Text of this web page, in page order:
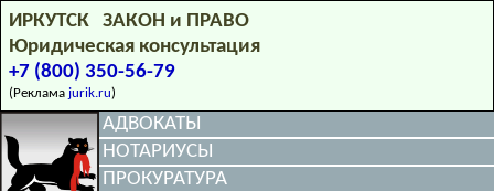
ИРКУТСК ЗАКОН и ПРАВО
Юридическая консультация
+7 (800) 350-56-79
(Реклама jurik.ru)
АДВОКАТЫ
НОТАРИУСЫ
ПРОКУРАТУРА